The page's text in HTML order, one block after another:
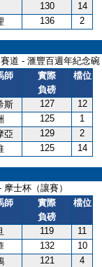
130
14
136 2
道 - 滙豐百週年紀念
師
實際
負磅
檔位
斯 127
12
125
1
亞 129
2
125 14
士杯（讓賽）
師
實際
負磅
檔位
119
11
132
10
121
4